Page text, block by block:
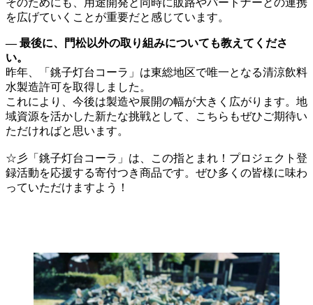
を広げていくことが重要だと感じています。
― 最後に、門松以外の取り組みについても教えてくださ
い。
昨年、「銚子灯台コーラ」は東総地区で唯一となる清涼飲料
水製造許可を取得しました。
これにより、今後は製造や展開の幅が大きく広がります。地
域資源を活かした新たな挑戦として、こちらもぜひご期待い
ただければと思います。
☆彡「銚子灯台コーラ」は、この指とまれ！プロジェクト登
録活動を応援する寄付つき商品です。ぜひ多くの皆様に味わ
っていただけますよう！